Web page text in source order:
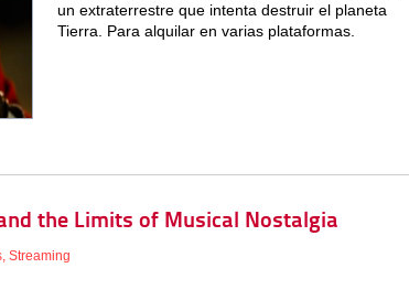
un extraterrestre que intenta destruir el planeta
Tierra. Para alquilar en varias plataformas.
and the Limits of Musical Nostalgia
, Streaming